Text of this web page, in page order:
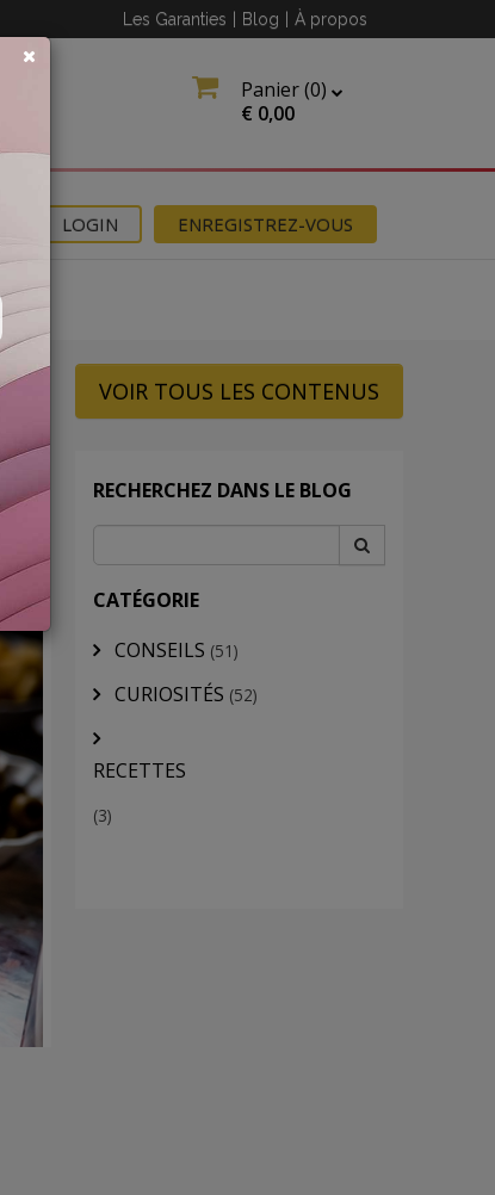
Les Garanties Blog À propos
Panier (0)
€ 0,00
ENREGISTREZ-VOUS
LOGIN
VOIR TOUS LES CONTENUS
RECHERCHEZ DANS LE BLOG
CATÉGORIE
CONSEILS (51)
CURIOSITÉS (52)
RECETTES
(3)